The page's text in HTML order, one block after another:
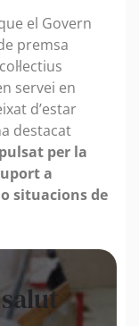
el Govern
premsa
servei en
d’estar
destacat
per la
a
situacions de